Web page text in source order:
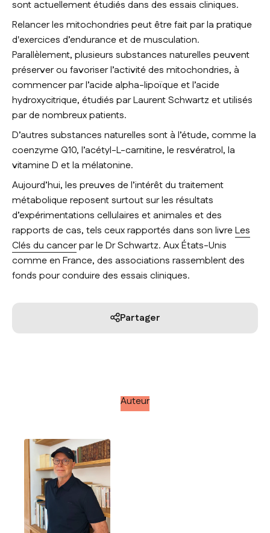
sont actuellement étudiés dans des essais cliniques.
Relancer les mitochondries peut être fait par la pratique
d'exercices d’endurance et de musculation.
Parallèlement, plusieurs substances naturelles peuvent
préserver ou favoriser l’activité des mitochondries, à
commencer par l’acide alpha-lipoïque et l’acide
hydroxycitrique, étudiés par Laurent Schwartz et utilisés
par de nombreux patients.
D’autres substances naturelles sont à l’étude, comme la
coenzyme Q10, l’acétyl-L-carnitine, le resvératrol, la
vitamine D et la mélatonine.
Aujourd’hui, les preuves de l’intérêt du traitement
métabolique reposent surtout sur les résultats
d’expérimentations cellulaires et animales et des
rapports de cas, tels ceux rapportés dans son livreLes
Clés du cancerpar le Dr Schwartz. Aux États-Unis
comme en France, des associations rassemblent des
fonds pour conduire des essais cliniques.
Partager
Auteur